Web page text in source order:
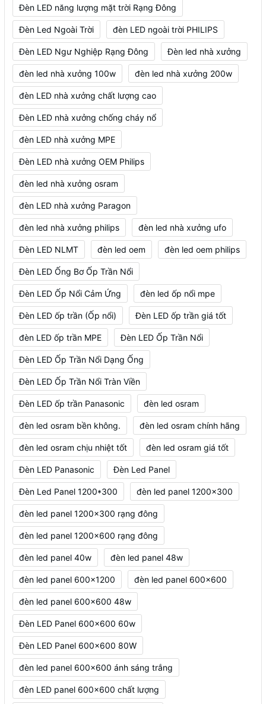
Đèn LED năng lượng mặt trời Rạng Đông
Đèn Led Ngoài Trời đèn LED ngoài trời PHILIPS
Đèn LED Ngư Nghiệp Rạng Đông Đèn led nhà xưởng
đèn led nhà xưởng 100w đèn led nhà xưởng 200w
đèn LED nhà xưởng chất lượng cao
Đèn LED nhà xưởng chống cháy nổ
đèn LED nhà xưởng MPE
Đèn LED nhà xưởng OEM Philips
đèn led nhà xưởng osram
đèn LED nhà xưởng Paragon
đèn led nhà xưởng philips đèn led nhà xưởng ufo
Đèn LED NLMT đèn led oem đèn led oem philips
Đèn LED Ống Bơ Ốp Trần Nổi
Đèn LED Ốp Nổi Cảm Ứng đèn led ốp nổi mpe
Đèn LED ốp trần (Ốp nổi) Đèn LED ốp trần giá tốt
đèn LED ốp trần MPE Đèn LED Ốp Trần Nổi
Đèn LED Ốp Trần Nổi Dạng Ống
Đèn LED Ốp Trần Nổi Tràn Viền
Đèn LED ốp trần Panasonic đèn led osram
đèn led osram bền không. đèn led osram chính hãng
đèn led osram chịu nhiệt tốt đèn led osram giá tốt
Đèn LED Panasonic Đèn Led Panel
Đèn Led Panel 1200*300 đèn led panel 1200x300
đèn led panel 1200x300 rạng đông
đèn led panel 1200x600 rạng đông
đèn led panel 40w đèn led panel 48w
đèn led panel 600x1200 đèn led panel 600x600
đèn led panel 600x600 48w
Đèn LED Panel 600x600 60w
Đèn LED Panel 600x600 80W
đèn led panel 600x600 ánh sáng trắng
đèn LED panel 600x600 chất lượng